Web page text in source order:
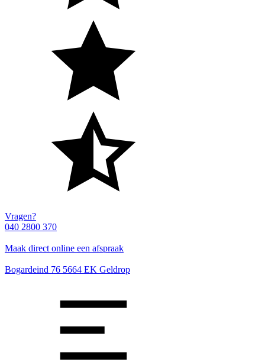
Vragen?
040 2800 370
Maak direct online een afspraak
Bogardeind 76 5664 EK Geldrop